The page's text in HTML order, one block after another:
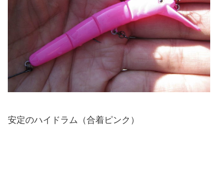
安定のハイドラム（合着ピンク）